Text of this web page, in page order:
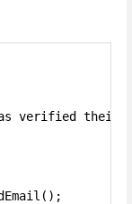
verified their